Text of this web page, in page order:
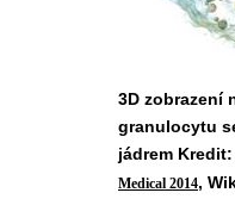
3D zobrazení
granulocytu
jádrem Kredit:
Medical 2014,